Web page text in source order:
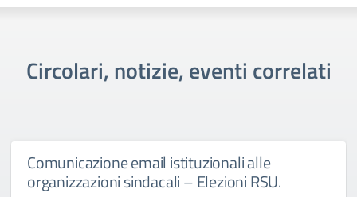
Circolari, notizie, eventi correlati
Comunicazione email istituzionali alle
organizzazioni sindacali – Elezioni RSU.